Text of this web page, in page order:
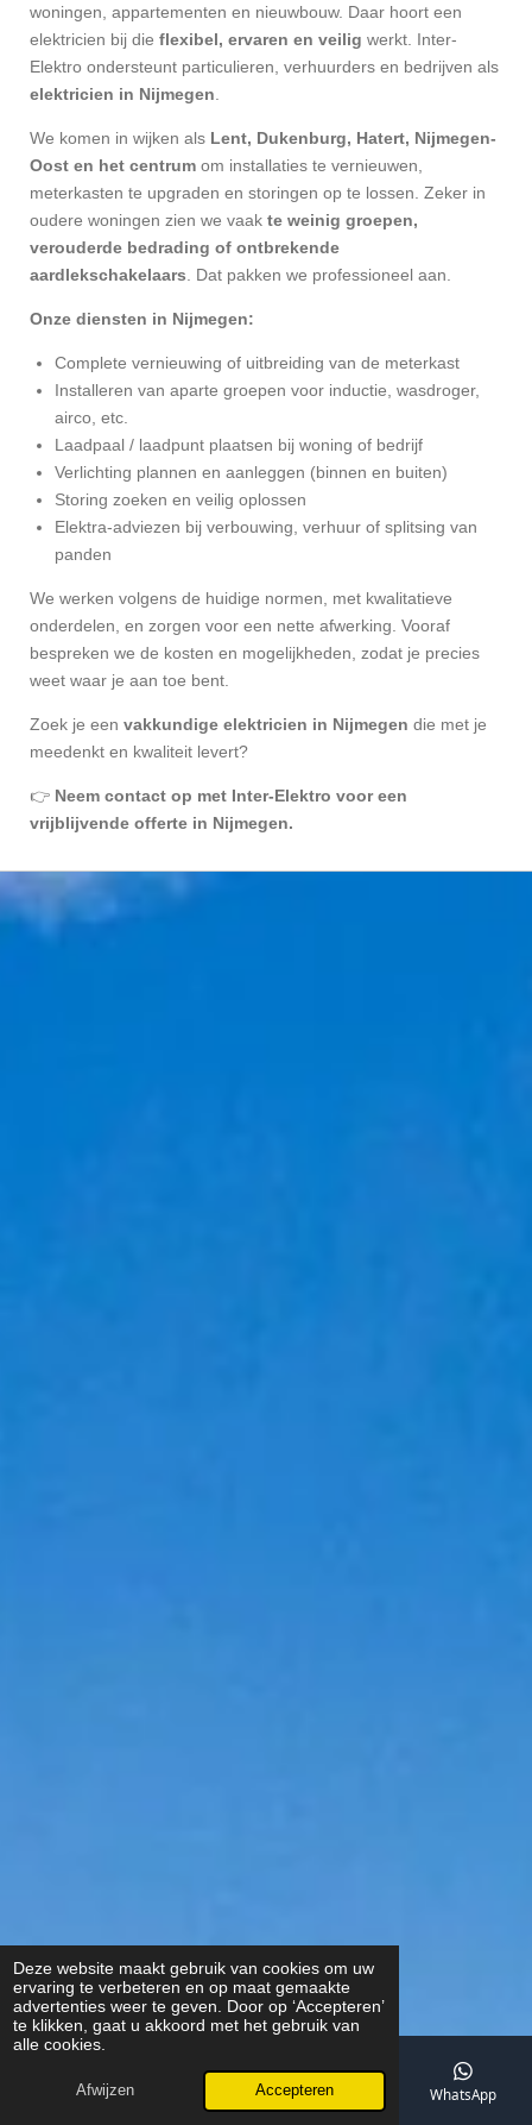
Deze website maakt gebruik van cookies om uw
ervaring te verbeteren en op maat gemaakte
advertenties weer te geven. Door op ‘Accepteren’
te klikken, gaat u akkoord met het gebruik van
alle cookies.
Afwijzen Accepteren
woningen, appartementen en nieuwbouw. Daar hoort een
elektricien bij die flexibel, ervaren en veilig werkt. Inter-
Elektro ondersteunt particulieren, verhuurders en bedrijven als
elektricien in Nijmegen
We komen in wijken als Lent, Dukenburg, Hatert, Nijmegen-
Oost en het centrum om installaties te vernieuwen,
meterkasten te upgraden en storingen op te lossen. Zeker in
oudere woningen zien we vaak te weinig groepen,
verouderde bedrading of ontbrekende
aardlekschakelaars . Dat pakken we professioneel aan.
Onze diensten in Nijmegen:
Complete vernieuwing of uitbreiding van de meterkast
Installeren van aparte groepen voor inductie, wasdroger,
airco, etc.
Laadpaal / laadpunt plaatsen bij woning of bedrijf
Verlichting plannen en aanleggen (binnen en buiten)
Storing zoeken en veilig oplossen
Elektra-adviezen bij verbouwing, verhuur of splitsing van
panden
We werken volgens de huidige normen, met kwalitatieve
onderdelen, en zorgen voor een nette afwerking. Vooraf
bespreken we de kosten en mogelijkheden, zodat je precies
weet waar je aan toe bent.
Zoek je een vakkundige elektricien in Nijmegen die met je
meedenkt en kwaliteit levert?
👉 Neem contact op met Inter-Elektro voor een
vrijblijvende offerte in Nijmegen.
E-mailadres Telefoonnummer WhatsApp